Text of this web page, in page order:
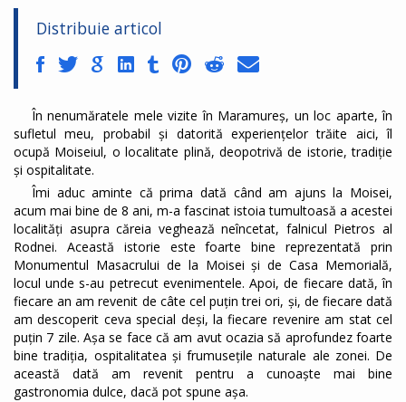
Distribuie articol
În nenumăratele mele vizite în Maramureș, un loc aparte, în
sufletul meu, probabil și datorită experiențelor trăite aici, îl
ocupă Moiseiul, o localitate plină, deopotrivă de istorie, tradiție
și ospitalitate.
Îmi aduc aminte că prima dată când am ajuns la Moisei,
acum mai bine de 8 ani, m-a fascinat istoia tumultoasă a acestei
localități asupra căreia veghează neîncetat, falnicul Pietros al
Rodnei. Această istorie este foarte bine reprezentată prin
Monumentul Masacrului de la Moisei și de Casa Memorială,
locul unde s-au petrecut evenimentele. Apoi, de fiecare dată, în
fiecare an am revenit de câte cel puțin trei ori, și, de fiecare dată
am descoperit ceva special deși, la fiecare revenire am stat cel
puțin 7 zile. Așa se face că am avut ocazia să aprofundez foarte
bine tradiția, ospitalitatea și frumusețile naturale ale zonei. De
această dată am revenit pentru a cunoaște mai bine
gastronomia dulce, dacă pot spune așa.